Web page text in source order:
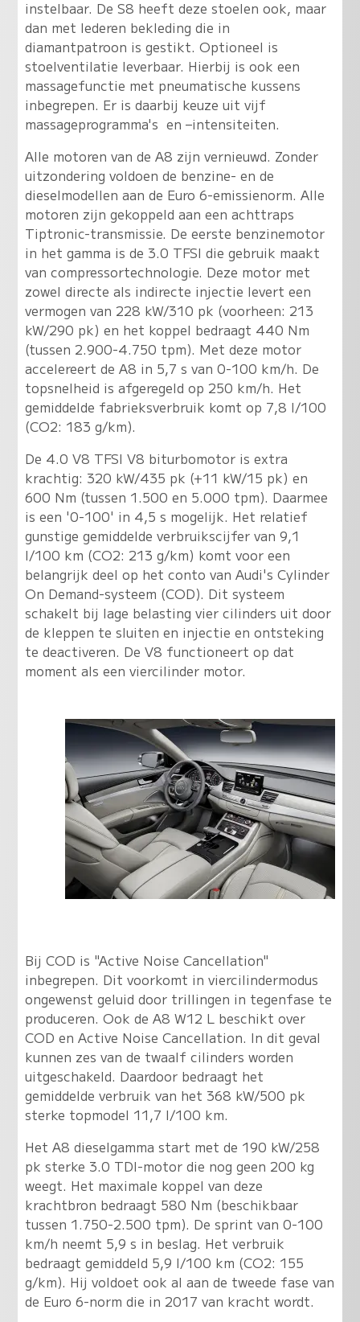
instelbaar. De S8 heeft deze stoelen ook, maar
dan met lederen bekleding die in
diamantpatroon is gestikt. Optioneel is
stoelventilatie leverbaar. Hierbij is ook een
massagefunctie met pneumatische kussens
inbegrepen. Er is daarbij keuze uit vijf
massageprogramma's en –intensiteiten.
Alle motoren van de A8 zijn vernieuwd. Zonder
uitzondering voldoen de benzine- en de
dieselmodellen aan de Euro 6-emissienorm. Alle
motoren zijn gekoppeld aan een achttraps
Tiptronic-transmissie. De eerste benzinemotor
in het gamma is de 3.0 TFSI die gebruik maakt
van compressortechnologie. Deze motor met
zowel directe als indirecte injectie levert een
vermogen van 228 kW/310 pk (voorheen: 213
kW/290 pk) en het koppel bedraagt 440 Nm
(tussen 2.900-4.750 tpm). Met deze motor
accelereert de A8 in 5,7 s van 0-100 km/h. De
topsnelheid is afgeregeld op 250 km/h. Het
gemiddelde fabrieksverbruik komt op 7,8 l/100
(CO2: 183 g/km).
De 4.0 V8 TFSI V8 biturbomotor is extra
krachtig: 320 kW/435 pk (+11 kW/15 pk) en
600 Nm (tussen 1.500 en 5.000 tpm). Daarmee
is een '0-100' in 4,5 s mogelijk. Het relatief
gunstige gemiddelde verbruikscijfer van 9,1
l/100 km (CO2: 213 g/km) komt voor een
belangrijk deel op het conto van Audi's Cylinder
On Demand-systeem (COD). Dit systeem
schakelt bij lage belasting vier cilinders uit door
de kleppen te sluiten en injectie en ontsteking
te deactiveren. De V8 functioneert op dat
moment als een viercilinder motor.
Bij COD is "Active Noise Cancellation"
inbegrepen. Dit voorkomt in viercilindermodus
ongewenst geluid door trillingen in tegenfase te
produceren. Ook de A8 W12 L beschikt over
COD en Active Noise Cancellation. In dit geval
kunnen zes van de twaalf cilinders worden
uitgeschakeld. Daardoor bedraagt het
gemiddelde verbruik van het 368 kW/500 pk
sterke topmodel 11,7 l/100 km.
Het A8 dieselgamma start met de 190 kW/258
pk sterke 3.0 TDI-motor die nog geen 200 kg
weegt. Het maximale koppel van deze
krachtbron bedraagt 580 Nm (beschikbaar
tussen 1.750-2.500 tpm). De sprint van 0-100
km/h neemt 5,9 s in beslag. Het verbruik
bedraagt gemiddeld 5,9 l/100 km (CO2: 155
g/km). Hij voldoet ook al aan de tweede fase van
de Euro 6-norm die in 2017 van kracht wordt.